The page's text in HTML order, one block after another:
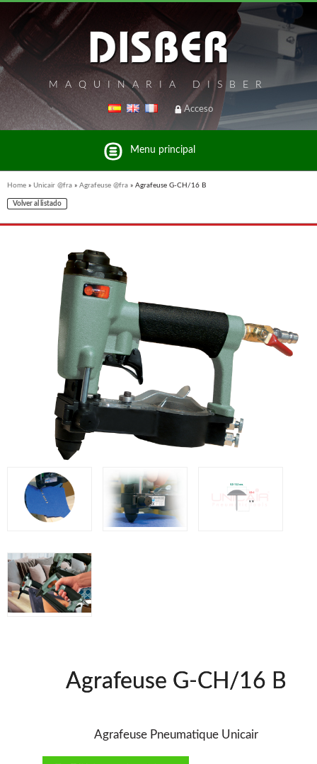
MAQUINARIA DISBER
Acceso
Menu principal
Liste des marques et produits du groupe Disber
UNICAIR @FRA
WOODMAN @FRA
WOODMAN PROFESIONAL @FRA
BRICO OK @FRA
FREEMAN @FRA
Offres et Opportunités
Home » Unicair @fra » Agrafeuse @fra » Agrafeuse G-CH/16 B
Volver al listado
Agrafeuse G-CH/16 B
Agrafeuse Pneumatique Unicair